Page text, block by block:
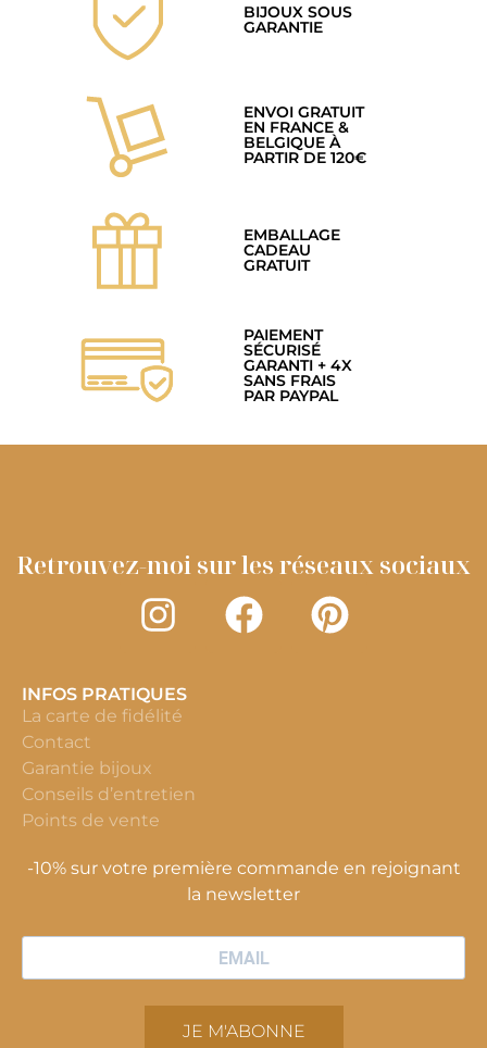
BIJOUX SOUS
GARANTIE
ENVOI GRATUIT
EN FRANCE &
BELGIQUE À
PARTIR DE 120€
EMBALLAGE
CADEAU
GRATUIT
PAIEMENT
SÉCURISÉ
GARANTI + 4X
SANS FRAIS
PAR PAYPAL
Retrouvez-moi sur les réseaux sociaux
INFOS PRATIQUES
La carte de fidélité
Contact
Garantie bijoux
Conseils d’entretien
Points de vente
-10% sur votre première commande en rejoignant
la newsletter
JE M'ABONNE